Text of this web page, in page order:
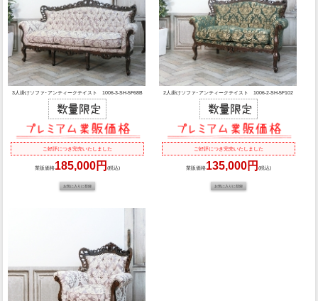
3人掛けソファ･アンティークテイスト 1006-3-SH-5F68B
ご好評につき完売いたしました
業販価格185,000円(税込)
2人掛けソファ･アンティークテイスト 1006-2-SH-5F102
ご好評につき完売いたしました
業販価格135,000円 (税込)